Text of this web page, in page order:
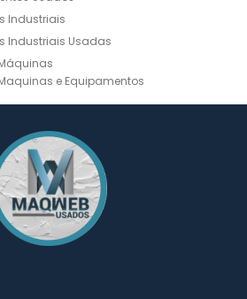
Industriais
Industriais Usadas
e Equipamentos
Operatrizes
Dobradeira CNC Usada
Hidráulica Usada
Dobradeira Hidráulica
Usada
Dobradeira Industrial
Máquinas Industriais
e Equipamentos